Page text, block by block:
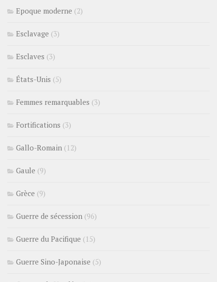
Epoque moderne (2)
Esclavage (3)
Esclaves (3)
États-Unis (5)
Femmes remarquables (3)
Fortifications (3)
Gallo-Romain (12)
Gaule (9)
Grèce (9)
Guerre de sécession (96)
Guerre du Pacifique (15)
Guerre Sino-Japonaise (5)